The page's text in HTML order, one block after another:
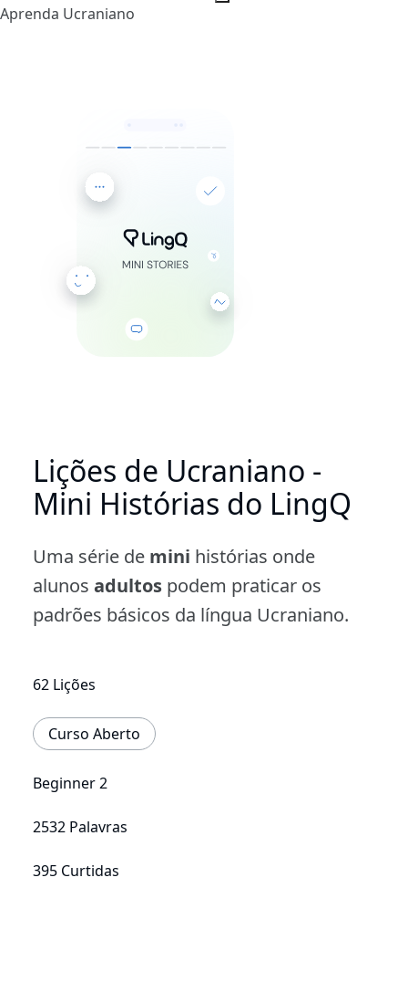
Aprenda Ucraniano
Lições de Ucraniano -
Mini Histórias do LingQ
Uma série de mini histórias onde
alunos adultos podem praticar os
padrões básicos da língua Ucraniano.
62 Lições
Curso Aberto
Beginner 2
2532 Palavras
395 Curtidas